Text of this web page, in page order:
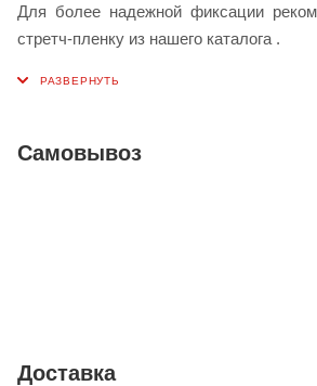
Для более надежной фиксации
стретч-пленку из нашего каталога .
хранения товаров и
маркетплейсах Wildberries и Ozon;
Покупайте самосборные короба в
Самовывоз
Доставка